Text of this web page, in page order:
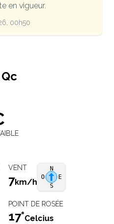
en vigueur.
00h50
VENT
7km/h
N
S
O E
POINT DE ROSÉE
17°Celcius